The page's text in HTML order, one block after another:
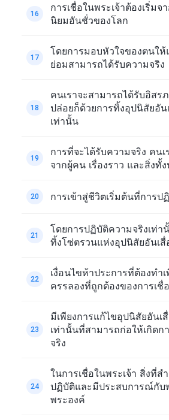
16
การเชื่อในพระเจ้าต้องเริ่ม
นิยมอันชั่วของโลก
17
โดยการมอบหัวใจของตนให้
ย่อมสามารถได้รับความจริง
18
คนเราจะสามารถได้รับอิสร
ปล่อยก็ด้วยการทิ้งอุปนิสัยอั
เท่านั้น
19
การที่จะได้รับความจริง คนเ
จากผู้คน เรื่องราว และสิ่งทั้
20 การเข้าสู่ชีวิตเริ่มต้นที่การป
21
โดยการปฏิบัติความจริงเท่า
ทิ้งโซ่ตรวนแห่งอุปนิสัยอันเ
22
เงื่อนไขห้าประการที่ต้องทำ
ครรลองที่ถูกต้องของการเชื่
23
มีเพียงการแก้ไขอุปนิสัยอัน
เท่านั้นที่สามารถก่อให้เกิดก
จริง
24
ในการเชื่อในพระเจ้า สิ่งที่
ปฏิบัติและมีประสบการณ์กับ
พระองค์